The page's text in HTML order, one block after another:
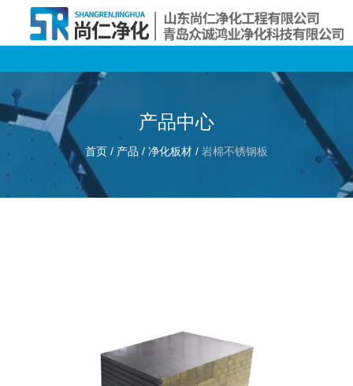
产品中心
首页 / 产品 / 净化板材 / 岩棉不锈钢板